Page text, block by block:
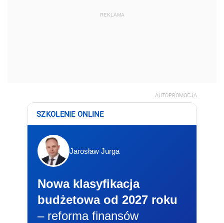
REKLAMA
AUTOPROMOCJA
SZKOLENIE ONLINE
Jarosław Jurga
Nowa klasyfikacja
budżetowa od 2027 roku
– reforma finansów